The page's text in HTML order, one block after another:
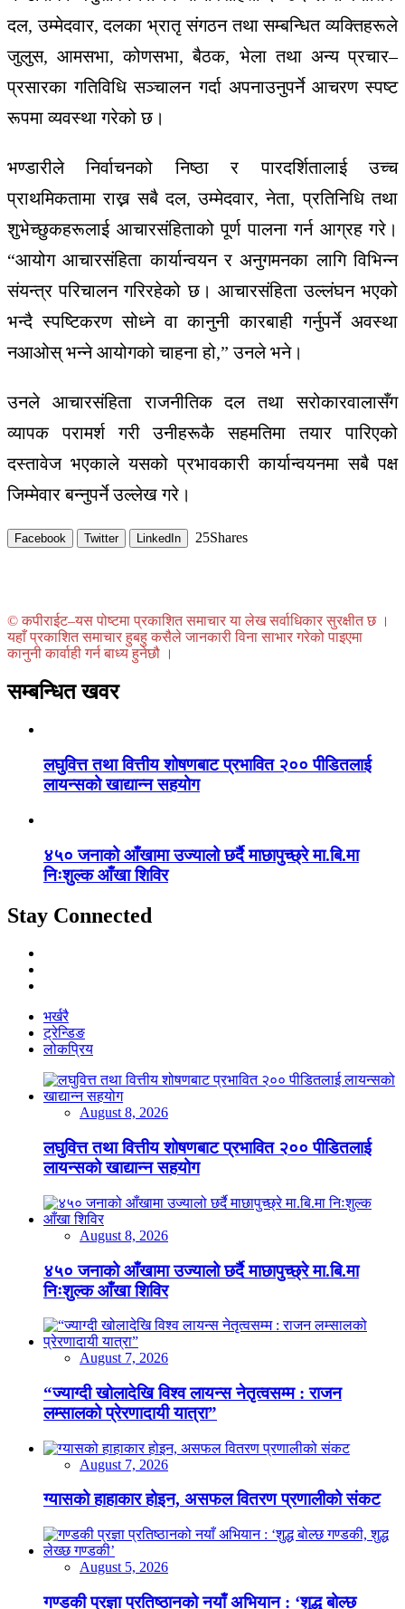
दल, उम्मेदवार, दलका भ्रातृ संगठन तथा सम्बन्धित व्यक्तिहरूले
जुलुस, आमसभा, कोणसभा, बैठक, भेला तथा अन्य प्रचार–
प्रसारका गतिविधि सञ्चालन गर्दा अपनाउनुपर्ने आचरण स्पष्ट
रूपमा व्यवस्था गरेको छ।
भण्डारीले निर्वाचनको निष्ठा र पारदर्शितालाई उच्च
प्राथमिकतामा राख्न सबै दल, उम्मेदवार, नेता, प्रतिनिधि तथा
शुभेच्छुकहरूलाई आचारसंहिताको पूर्ण पालना गर्न आग्रह गरे।
“आयोग आचारसंहिता कार्यान्वयन र अनुगमनका लागि विभिन्न
संयन्त्र परिचालन गरिरहेको छ। आचारसंहिता उल्लंघन भएको
भन्दै स्पष्टिकरण सोध्ने वा कानुनी कारबाही गर्नुपर्ने अवस्था
नआओस् भन्ने आयोगको चाहना हो,” उनले भने।
उनले आचारसंहिता राजनीतिक दल तथा सरोकारवालासँग
व्यापक परामर्श गरी उनीहरूकै सहमतिमा तयार पारिएको
दस्तावेज भएकाले यसको प्रभावकारी कार्यान्वयनमा सबै पक्ष
जिम्मेवार बन्नुपर्ने उल्लेख गरे।
Facebook Twitter LinkedIn 25Shares
© कपीराईट–यस पोष्टमा प्रकाशित समाचार या लेख सर्वाधिकार सुरक्षीत छ ।
यहाँ प्रकाशित समाचार हुबहु कसैले जानकारी विना साभार गरेको पाइएमा
कानुनी कार्वाही गर्न बाध्य हुनेछौ ।
सम्बन्धित खवर
लघुवित्त तथा वित्तीय शोषणबाट प्रभावित २०० पीडितलाई
लायन्सको खाद्यान्न सहयोग
४५० जनाको आँखामा उज्यालो छर्दै माछापुच्छ्रे मा.बि.मा
निःशुल्क आँखा शिविर
Stay Connected
भर्खरै
ट्रेन्डिङ
लोकप्रिय
August 8, 2026
लघुवित्त तथा वित्तीय शोषणबाट प्रभावित २०० पीडितलाई
लायन्सको खाद्यान्न सहयोग
August 8, 2026
४५० जनाको आँखामा उज्यालो छर्दै माछापुच्छ्रे मा.बि.मा
निःशुल्क आँखा शिविर
August 7, 2026
“ज्याग्दी खोलादेखि विश्व लायन्स नेतृत्वसम्म : राजन
लम्सालको प्रेरणादायी यात्रा”
August 7, 2026
ग्यासको हाहाकार होइन, असफल वितरण प्रणालीको संकट
August 5, 2026
गण्डकी प्रज्ञा प्रतिष्ठानको नयाँ अभियान : ‘शुद्ध बोल्छ